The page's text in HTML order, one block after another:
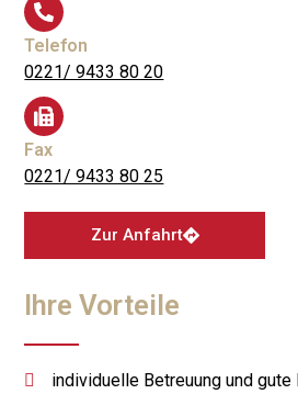
Telefon
0221/ 9433 80 20
Fax
0221/ 9433 80 25
Zur Anfahrt
Ihre Vorteile
individuelle Betreuung und gute